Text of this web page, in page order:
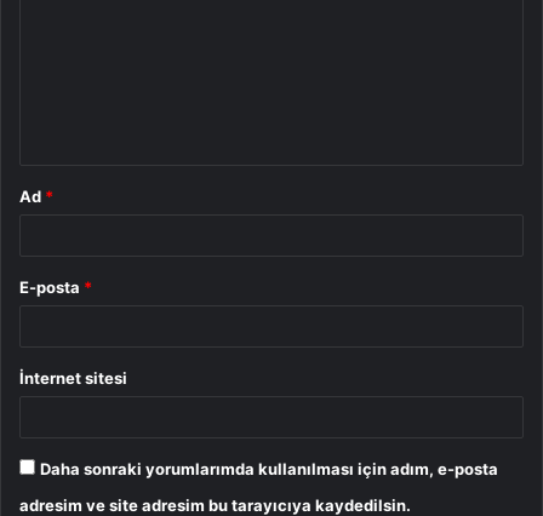
Ad *
E-posta *
İnternet sitesi
Daha sonraki yorumlarımda kullanılması için adım, e-posta
adresim ve site adresim bu tarayıcıya kaydedilsin.